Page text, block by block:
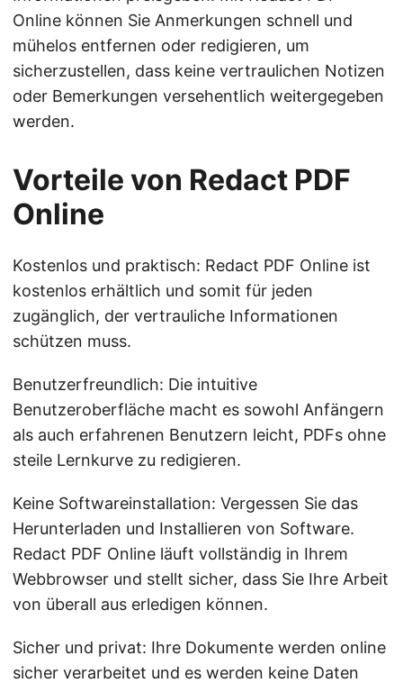
Online können Sie Anmerkungen schnell und
mühelos entfernen oder redigieren, um
sicherzustellen, dass keine vertraulichen Notizen
oder Bemerkungen versehentlich weitergegeben
werden.
Vorteile von Redact PDF
Online
Kostenlos und praktisch: Redact PDF Online ist
kostenlos erhältlich und somit für jeden
zugänglich, der vertrauliche Informationen
schützen muss.
Benutzerfreundlich: Die intuitive
Benutzeroberfläche macht es sowohl Anfängern
als auch erfahrenen Benutzern leicht, PDFs ohne
steile Lernkurve zu redigieren.
Keine Softwareinstallation: Vergessen Sie das
Herunterladen und Installieren von Software.
Redact PDF Online läuft vollständig in Ihrem
Webbrowser und stellt sicher, dass Sie Ihre Arbeit
von überall aus erledigen können.
Sicher und privat: Ihre Dokumente werden online
sicher verarbeitet und es werden keine Daten